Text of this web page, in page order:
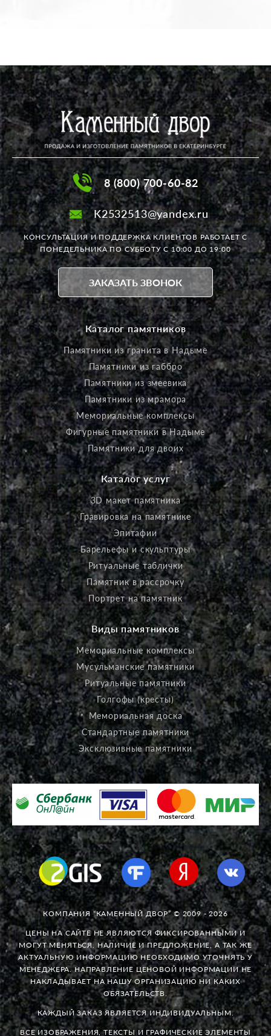
8 (800) 700-60-82
K2532513@yandex.ru
КОНСУЛЬТАЦИЯ И ПОДДЕРЖКА КЛИЕНТОВ РАБОТАЕТС
ПОНЕДЕЛЬНИКА ПО СУББОТУ С 10:00 ДО 19:00
ЗАКАЗАТЬ ЗВОНОК
Каталог памятников
Памятники из гранита в Надыме
Памятники из габбро
Памятники из змеевика
Памятники из мрамора
Мемориальные комплексы
Фигурные памятники в Надыме
Памятники для двоих
Каталог услуг
3D макет памятника
Гравировка на памятнике
Эпитафии
Барельефы и скульптуры
Ритуальные таблички
Памятник в рассрочку
Портрет на памятник
Виды памятников
Мемориальные комплексы
Мусульманские памятники
Ритуальные памятники
Голгофы (кресты)
Мемориальная доска
Стандартные памятники
Эксклюзивные памятники
КОМПАНИЯ “КАМЕННЫЙ ДВОР” © 2009 - 2026
ЦЕНЫ НА САЙТЕ НЕ ЯВЛЯЮТСЯ ФИКСИРОВАННЫМИ И
МОГУТ МЕНЯТЬСЯ. НАЛИЧИЕ И ПРЕДЛОЖЕНИЕ, А ТАК ЖЕ
АКТУАЛЬНУЮ ИНФОРМАЦИЮ НЕОБХОДИМО УТОЧНЯТЬ У
МЕНЕДЖЕРА. НАПРАВЛЕНИЕ ЦЕНОВОЙ ИНФОРМАЦИИ НЕ
НАКЛАДЫВАЕТ НА НАШУ ОРГАНИЗАЦИЮ НИ КАКИХ
ОБЯЗАТЕЛЬСТВ.
КАЖДЫЙ ЗАКАЗ ЯВЛЯЕТСЯ ИНДИВИДУАЛЬНЫМ.
ВСЕ ИЗОБРАЖЕНИЯ, ТЕКСТЫ И ГРАФИЧЕСКИЕ ЭЛЕМЕНТЫ